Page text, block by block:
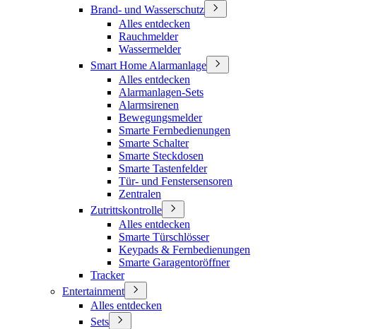
Brand- und Wasserschutz
Alles entdecken
Rauchmelder
Wassermelder
Smart Home Alarmanlage
Alles entdecken
Alarmanlagen-Sets
Alarmsirenen
Bewegungsmelder
Smarte Fernbedienungen
Smarte Schalter
Smarte Steckdosen
Smarte Tastenfelder
Tür- und Fenstersensoren
Zentralen
Zutrittskontrolle
Alles entdecken
Smarte Türschlösser
Keypads & Fernbedienungen
Smarte Garagentoröffner
Tracker
Entertainment
Alles entdecken
Sets